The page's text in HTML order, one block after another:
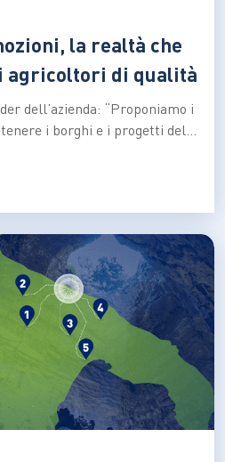
la realtà che
agricoltori di qualità
dell’azienda: “Proponiamo i
i borghi e i progetti delle
A difesa della
tipici simbolo del nostro
primi al mondo per